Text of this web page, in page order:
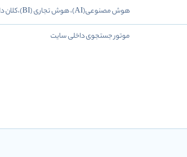
هوش مصنوعی(AI)، هوش تجاری (BI)،کلان داده(Big Data) و تولید راهکارهای جامع نرم‌افزاری
موتور جستجوی داخلی سایت